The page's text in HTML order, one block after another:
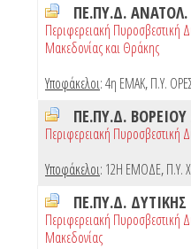
Περιφερειακή Πυροσβεστική
Μακεδονίας και Θράκης
Υποφάκελοι:4η ΕΜΑΚ,Π.Υ.
ΠΕ.ΠΥ.Δ. ΒΟΡΕΙΟΥ
Περιφερειακή Πυροσβεστική
Υποφάκελοι: 12Η ΕΜΟΔΕ,Π.Υ.
ΠΕ.ΠΥ.Δ.
Περιφερειακή Πυροσβεστική
Μακεδονίας